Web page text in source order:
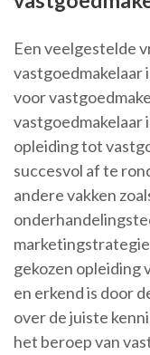
Een veelgestelde
vastgoedmakelaar
voor
vastgoedmakelaar
opleiding tot
succesvol af te
andere vakken
gekozen opleiding
en erkend is door
over de juiste
het beroep van